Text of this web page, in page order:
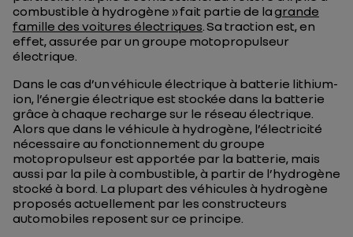
combustible à hydrogène » fait partie de lagrande
famille des voitures électriques. Sa traction est, en
effet, assurée par un groupe motopropulseur
électrique.
Dans le cas d’un véhicule électrique à batterie lithium-
ion, l’énergie électrique est stockée dans la batterie
grâce à chaque recharge sur le réseau électrique.
Alors que dans le véhicule à hydrogène, l’électricité
nécessaire au fonctionnement du groupe
motopropulseur est apportée par la batterie, mais
aussi par la pile à combustible, à partir de l’hydrogène
stocké à bord. La plupart des véhicules à hydrogène
proposés actuellement par les constructeurs
automobiles reposent sur ce principe.